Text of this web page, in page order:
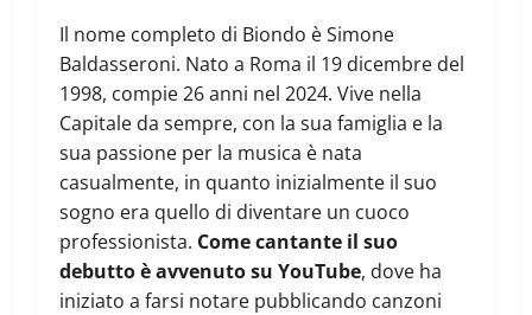
Il nome completo di Biondo è Simone
Baldasseroni. Nato a Roma il 19 dicembre del
1998, compie 26 anni nel 2024. Vive nella
Capitale da sempre, con la sua famiglia e la
sua passione per la musica è nata
casualmente, in quanto inizialmente il suo
sogno era quello di diventare un cuoco
professionista. Come cantante il suo
debutto è avvenuto su YouTube, dove ha
iniziato a farsi notare pubblicando canzoni